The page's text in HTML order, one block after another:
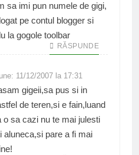
sa imi pun numele de gigi,
pe contul blogger si
la gogole toolbar
RĂSPUNDE
11/12/2007 la 17:31
gigeii,sa pus si in
de teren,si e fain,luand
o sa cazi nu te mai julesti
aluneca,si pare a fi mai